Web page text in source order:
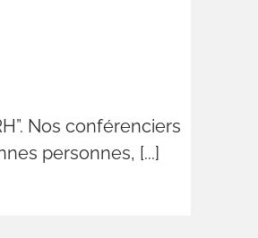
Nos conférenciers
personnes, [...]